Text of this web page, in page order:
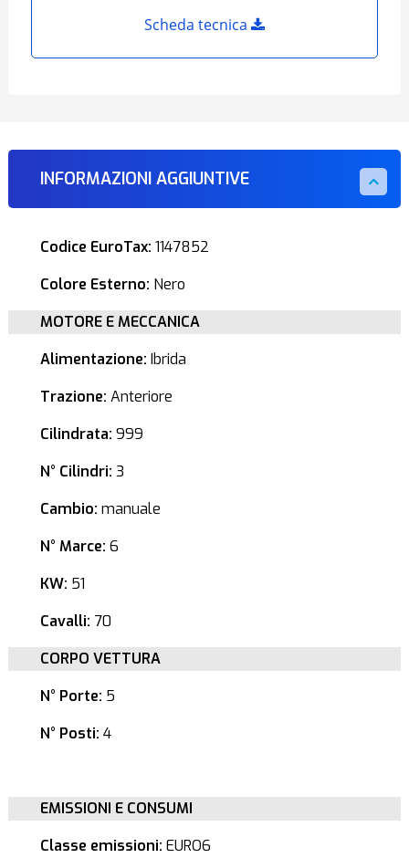
Scheda tecnica
INFORMAZIONI AGGIUNTIVE
Codice EuroTax: 1147852
Colore Esterno: Nero
MOTORE E MECCANICA
Alimentazione: Ibrida
Trazione: Anteriore
Cilindrata: 999
N° Cilindri: 3
Cambio: manuale
N° Marce: 6
KW: 51
Cavalli: 70
CORPO VETTURA
N° Porte: 5
N° Posti: 4
EMISSIONI E CONSUMI
Classe emissioni: EURO6